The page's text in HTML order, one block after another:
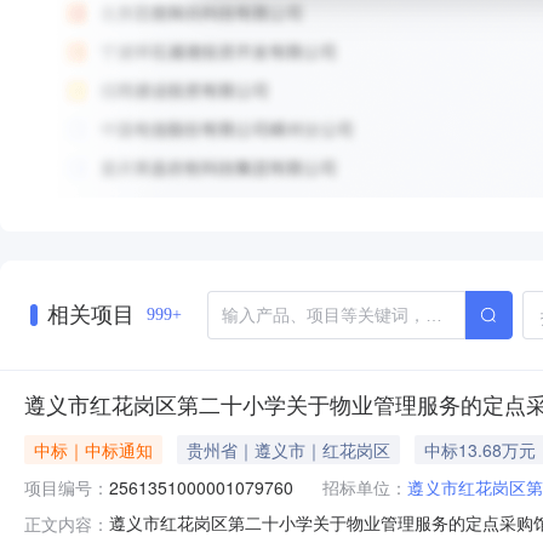
相关项目 999+
遵义市红花岗区第二十小学关于物业管理服务的定点
中标｜中标通知 贵州省｜遵义市｜红花岗区
中标13.68万元
项目编号： 2561351000001079760 招标单位： 遵义市红花岗区
正文内容： 遵义市红花岗区第二十小学关于物业管理服务的定点采